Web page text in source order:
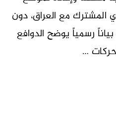
مع العراق، دون
رسمياً يوضح الدوافع
…